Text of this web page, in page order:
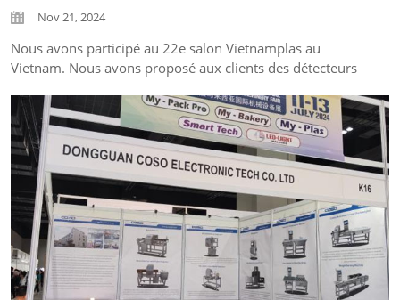
Nov 21, 2024
Nous avons participé au 22e salon Vietnamplas au
Vietnam. Nous avons proposé aux clients des détecteurs
contrôle de poids. Ces machines peuvent être utilisées
dans les industries alimentaire, chimique,
pharmaceutique, etc. Nous avons été très heureux de
rencontrer de nombreux clients...